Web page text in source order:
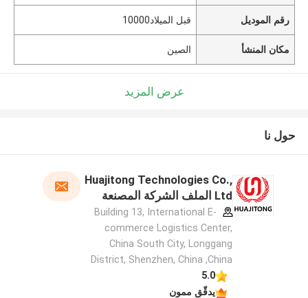
رقم الموديل قبل الميلاد10000
مكان المنشأ الصين
عرض المزيد
حول نا
Huajitong Technologies Co.,
Ltd الملف الشركة المصنعة
Building 13, International E-
commerce Logistics Center,
China South City, Longgang
District, Shenzhen, China ,China
5.0
يدقّق ممون